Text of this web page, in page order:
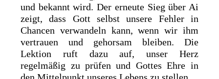
und bekannt wird. Der erneute Sieg über Ai
zeigt, dass Gott selbst unsere Fehler in
Chancen verwandeln kann, wenn wir ihm
vertrauen und gehorsam bleiben. Die
Lektion ruft dazu auf, unser Herz
regelmäßig zu prüfen und Gottes Ehre in